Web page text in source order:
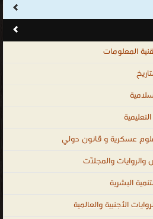
الأطفال ، Pediatrics | طب الطوارئ ، Emergency Medicine | الجراحة
العامة ، General Surgery | أّذن وأنف و حنجرة ، ENT | المسالك البولية